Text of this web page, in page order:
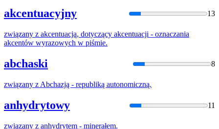
akcentuacyjny 13
związany z akcentuacją, dotyczący akcentuacji - oznaczania
akcentów wyrazowych w piśmie.
abchaski 8
związany z Abchazją - republiką autonomiczną.
anhydrytowy 11
związany z anhydrytem - minerałem.